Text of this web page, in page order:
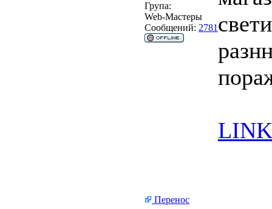
Група:
Web-Мастеры
Сообщений: 2781
Перенос